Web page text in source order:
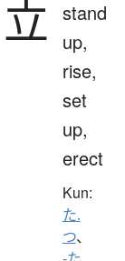
立 stand
up,
rise,
set
up,
erect
Kun:
た.
つ、